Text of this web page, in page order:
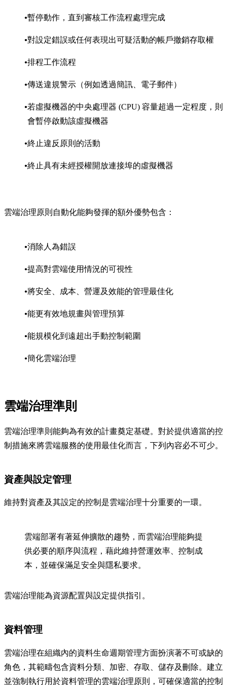
暫停動作，直到審核工作流程處理完成
對設定錯誤或任何表現出可疑活動的帳戶撤銷存取權
排程工作流程
傳送違規警示（例如透過簡訊、電子郵件）
若虛擬機器的中央處理器 (CPU) 容量超過一定程度，則
會暫停啟動該虛擬機器
終止違反原則的活動
終止具有未經授權開放連接埠的虛擬機器
雲端治理原則自動化能夠發揮的額外優勢包含：
消除人為錯誤
提高對雲端使用情況的可視性
將安全、成本、營運及效能的管理最佳化
能更有效地規畫與管理預算
能規模化到遠超出手動控制範圍
簡化雲端治理
雲端治理準則
雲端治理準則能夠為有效的計畫奠定基礎。對於提供適當的控
制措施來將雲端服務的使用最佳化而言，下列內容必不可少。
資產與設定管理
維持對資產及其設定的控制是雲端治理十分重要的一環。
雲端部署有著延伸擴散的趨勢，而雲端治理能夠提
供必要的順序與流程，藉此維持營運效率、控制成
本，並確保滿足安全與隱私要求。
雲端治理能為資源配置與設定提供指引。
資料管理
雲端治理在組織內的資料生命週期管理方面扮演著不可或缺的
角色，其範疇包含資料分類、加密、存取、儲存及刪除。建立
並強制執行用於資料管理的雲端治理原則，可確保適當的控制